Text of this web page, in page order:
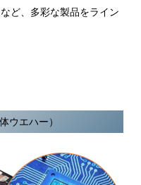
ど、多彩な製品をライン
エハー）